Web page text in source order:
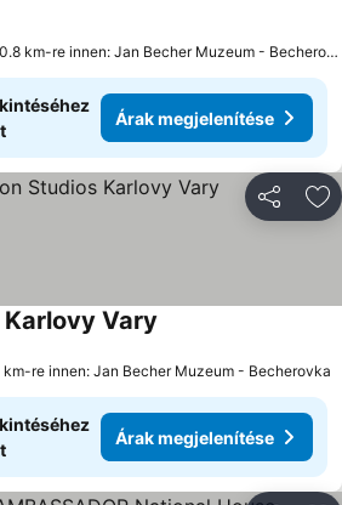
0.8 km-re innen: Jan Becher Muzeum - Becherovka
Árak megjelenítése
Vary
km-re innen: Jan Becher Muzeum - Becherovka
Árak megjelenítése